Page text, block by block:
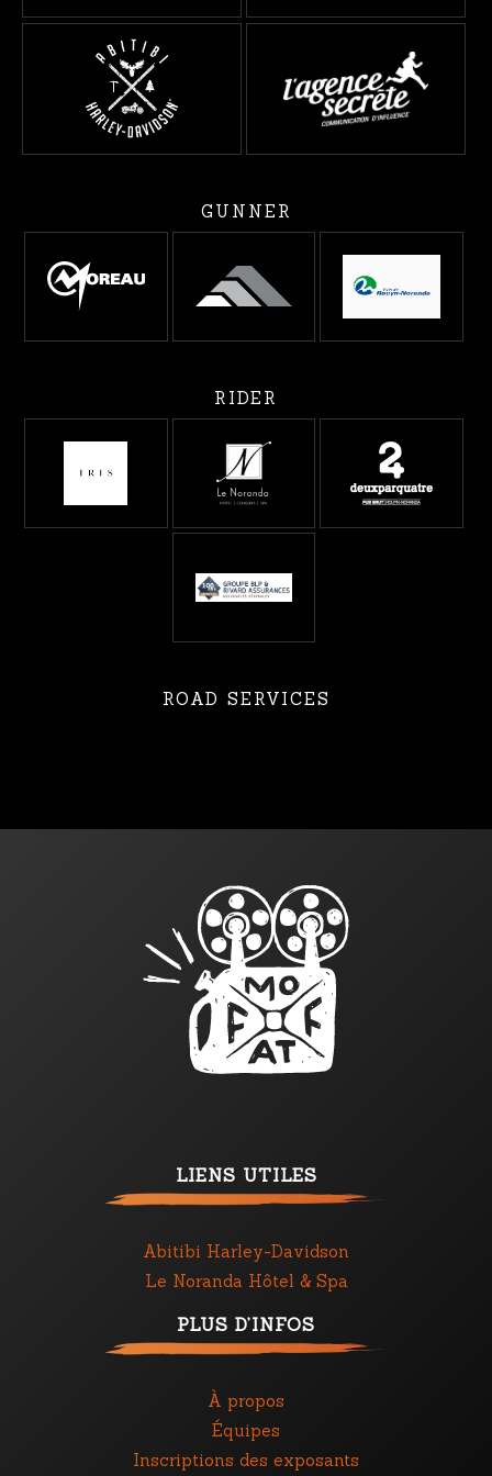
GUNNER
RIDER
ROAD SERVICES
LIENS UTILES
Abitibi Harley-Davidson
Le Noranda Hôtel & Spa
PLUS D’INFOS
À propos
Équipes
Inscriptions des exposants